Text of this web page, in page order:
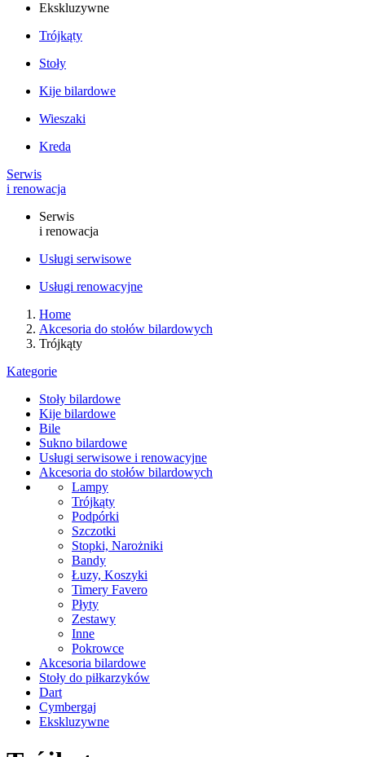
Ekskluzywne
Trójkąty
Stoły
Kije bilardowe
Wieszaki
Kreda
Serwis
i renowacja
Serwis
i renowacja
Usługi serwisowe
Usługi renowacyjne
Home
Akcesoria do stołów bilardowych
Trójkąty
Kategorie
Stoły bilardowe
Kije bilardowe
Bile
Sukno bilardowe
Usługi serwisowe i renowacyjne
Akcesoria do stołów bilardowych
Lampy
Trójkąty
Podpórki
Szczotki
Stopki, Narożniki
Bandy
Łuzy, Koszyki
Timery Favero
Płyty
Zestawy
Inne
Pokrowce
Akcesoria bilardowe
Stoły do piłkarzyków
Dart
Cymbergaj
Ekskluzywne